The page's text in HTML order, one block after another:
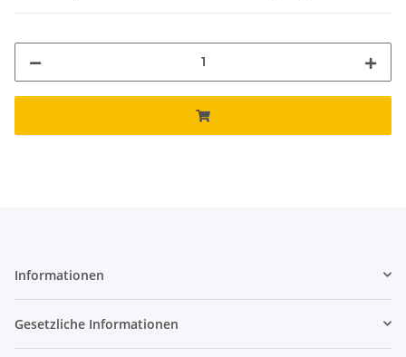
Informationen
Gesetzliche Informationen